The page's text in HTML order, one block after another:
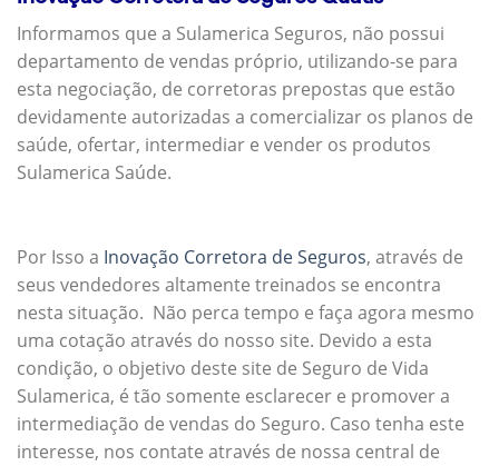
Informamos que a Sulamerica Seguros, não possui
departamento de vendas próprio, utilizando-se para
esta negociação, de corretoras prepostas que estão
devidamente autorizadas a comercializar os planos de
saúde, ofertar, intermediar e vender os produtos
Sulamerica Saúde.
Por Isso a Inovação Corretora de Seguros, através de
seus vendedores altamente treinados se encontra
nesta situação. Não perca tempo e faça agora mesmo
uma cotação através do nosso site. Devido a esta
condição, o objetivo deste site de Seguro de Vida
Sulamerica, é tão somente esclarecer e promover a
intermediação de vendas do Seguro. Caso tenha este
interesse, nos contate através de nossa central de